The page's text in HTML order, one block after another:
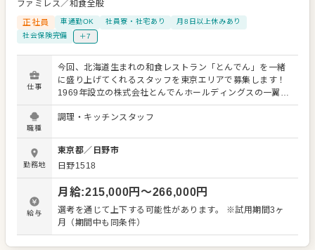
ファミレス／和食全般
正社員
車通勤OK 社員寮・社宅あり
月8日以上休みあり
社会保険完備
＋7
仕事
今回、北海道生まれの和食レストラン「とんでん」を一緒
に盛り上げてくれるスタッフを東京エリアで募集します！
1969年設立の株式会社とんでんホールディングスの一翼を
担うとんでん株式会社が運営しており、安定感は抜群で
す。 お届けするのは、旬の鮮魚を素材としたこだわりの和
あなたも楽しくスタートしませんか？ 具体的なお仕事内容
はこちらです。 ・旬の鮮魚を用いた調理および接客 ・売上
などの金銭の管理 ・店舗スタッフの指導や育成 ・アルバイ
トなどの採用・教育 入社後は、店舗でのOJTによる約6か月
間の研修期間があります。調理の基礎もちろん、店舗オペ
レーションまで店舗運営のノウハウをすべて学べるので、
未経験の方も安心です。 さらに、とんでんでは1店舗に平
互いに助け合える環境だからこそ、チームワークを楽しみ
職種
調理・キッチンスタッフ
勤務地
東京都／ 日野市
日野1518
給与
月給:215,000円〜266,000円
選考を通じて上下する可能性があります。 ※試用期間3ヶ
月（期間中も同条件）